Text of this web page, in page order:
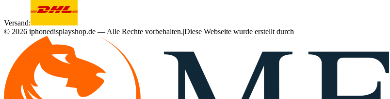
Versand:
© 2026 iphonedisplayshop.de — Alle Rechte vorbehalten.|Diese Webseite wurde erstellt durch